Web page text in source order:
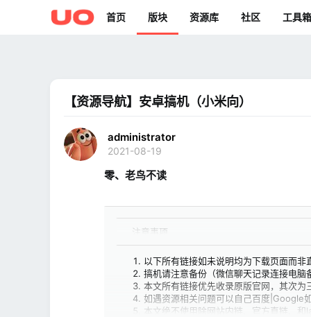
首页 版块 资源库 社区 工具箱
【资源导航】安卓搞机（小米向）
administrator
2021-08-19
零、老鸟不读​
_注意事项
以下所有链接如未说明均为下载页面而非
搞机请注意备份（微信聊天记录连接电脑
本文所有链接优先收录原版官网，其次为
如遇资源相关问题可以自己百度|Google
本文绝不使用除网站内链、官方直链、